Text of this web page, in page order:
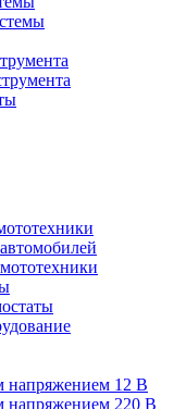
напряжением 12 В
напряжением 220 В